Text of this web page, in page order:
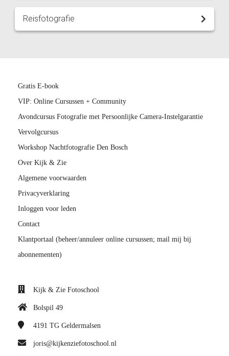
Reisfotografie
Gratis E-book
VIP: Online Cursussen + Community
Avondcursus Fotografie met Persoonlijke Camera-Instelgarantie
Vervolgcursus
Workshop Nachtfotografie Den Bosch
Over Kijk & Zie
Algemene voorwaarden
Privacyverklaring
Inloggen voor leden
Contact
Klantportaal (beheer/annuleer online cursussen; mail mij bij
abonnementen)
Kijk & Zie Fotoschool
Bolspil 49
4191 TG Geldermalsen
joris@kijkenziefotoschool.nl